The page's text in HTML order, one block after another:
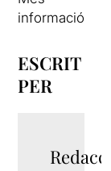
informació
ESCRIT
PER
Redacció